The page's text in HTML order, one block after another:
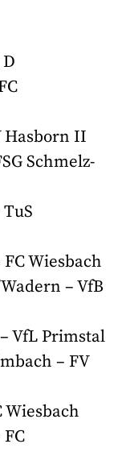
Hasborn II
Schmelz-
Wiesbach
– VfB
VfL Primstal
– FV
Wiesbach